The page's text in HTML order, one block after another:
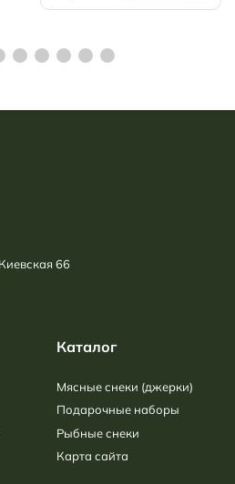
66
Каталог
Мясные снеки (джерки)
Подарочные наборы
Рыбные снеки
Карта сайта